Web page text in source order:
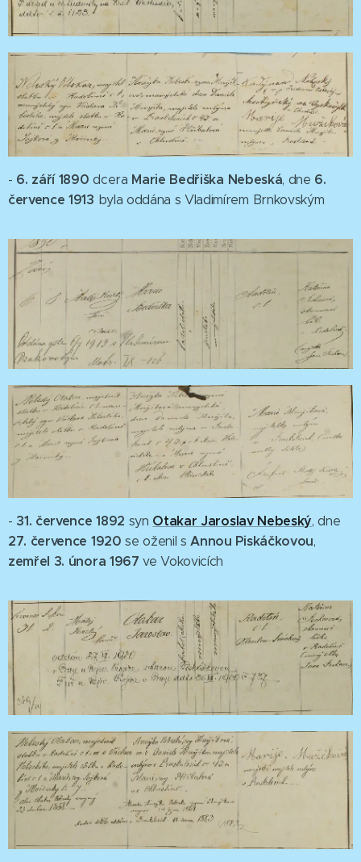
- 6. září 1890 dcera Marie Bedřiška Nebeská, dne 6.
července 1913 byla oddána s Vladimírem Brnkovským
- 31. července 1892 syn Otakar Jaroslav Nebeský, dne
27. července 1920 se oženil s Annou Piskáčkovou,
zemřel 3. února 1967 ve Vokovicích